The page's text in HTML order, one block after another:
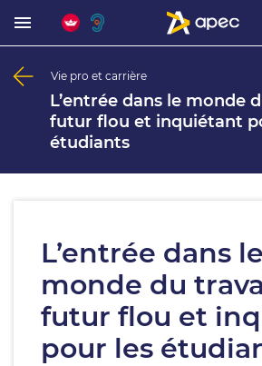
Vie pro et carrière
L’entrée dans le monde
futur flou et inquiétant
étudiants
L’entrée dans le
monde du
futur flou et
pour les